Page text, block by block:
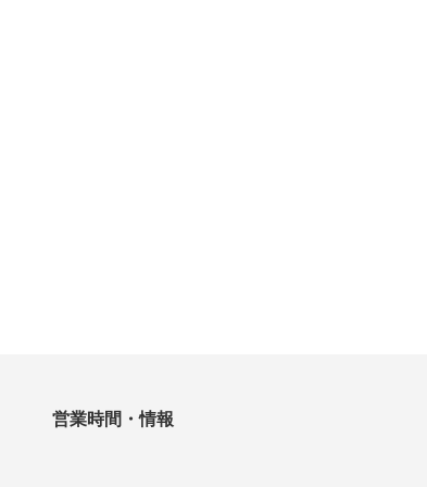
営業時間・情報